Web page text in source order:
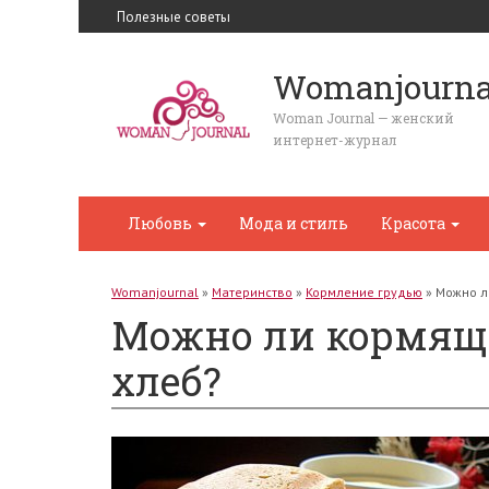
Полезные советы
Woman Journal — женский
интернет-журнал
Любовь Мода и стиль Красота
Womanjournal » Материнство » Кормление грудью » Можно
Можно ли
хлеб?